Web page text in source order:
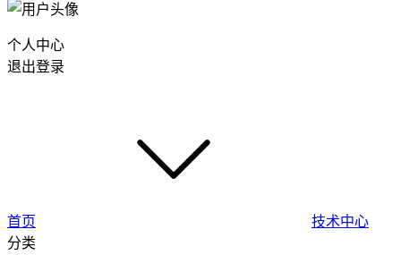
个人中心
退出登录
首页
技术中心
分类